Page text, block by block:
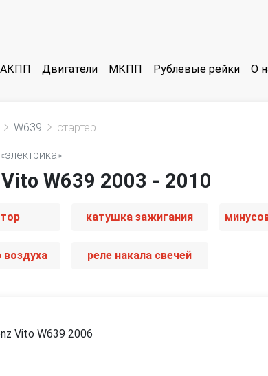
АКПП Двигатели МКПП Рублевые рейки О
W639 стартер
W639 2003 - 2010
катушка зажигания
воздуха реле накала свечей
Vito W639 2006